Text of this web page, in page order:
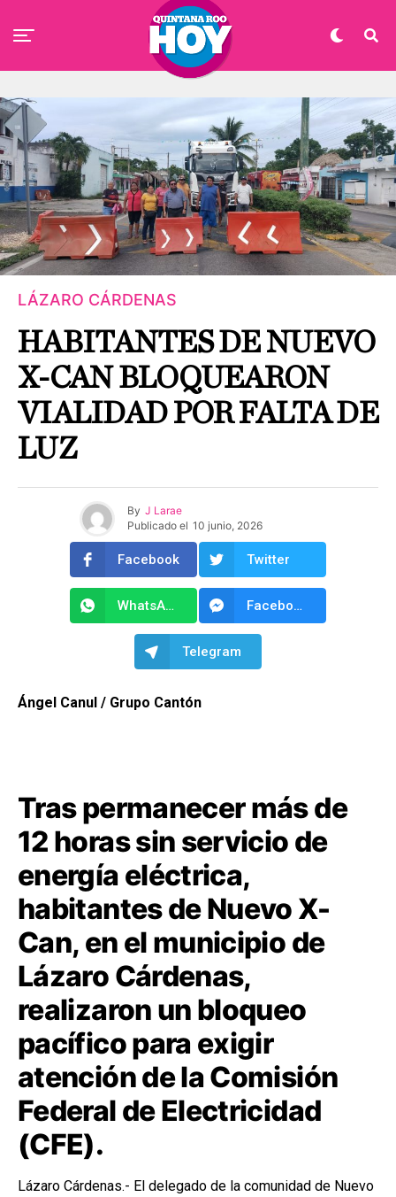
LÁZARO CÁRDENAS
HABITANTES DE NUEVO
X-CAN BLOQUEARON
VIALIDAD POR FALTA DE
LUZ
By J Larae
Publicado el 10 junio, 2026
Facebook Twitter
WhatsApp Facebook Messenger
Telegram
Ángel Canul / Grupo Cantón
Tras permanecer más de
12 horas sin servicio de
energía eléctrica,
habitantes de Nuevo X-
Can, en el municipio de
Lázaro Cárdenas,
realizaron un bloqueo
pacífico para exigir
atención de la Comisión
Federal de Electricidad
(CFE).
Lázaro Cárdenas.- El delegado de la comunidad de Nuevo